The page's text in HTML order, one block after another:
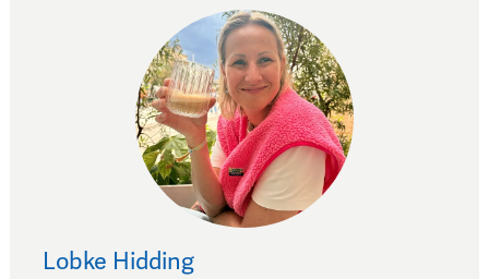
Lobke Hidding